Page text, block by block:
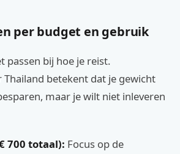
per budget en gebruik
passen bij hoe je reist.
Thailand betekent dat je gewicht
maar je wilt niet inleveren
700 totaal): Focus op de